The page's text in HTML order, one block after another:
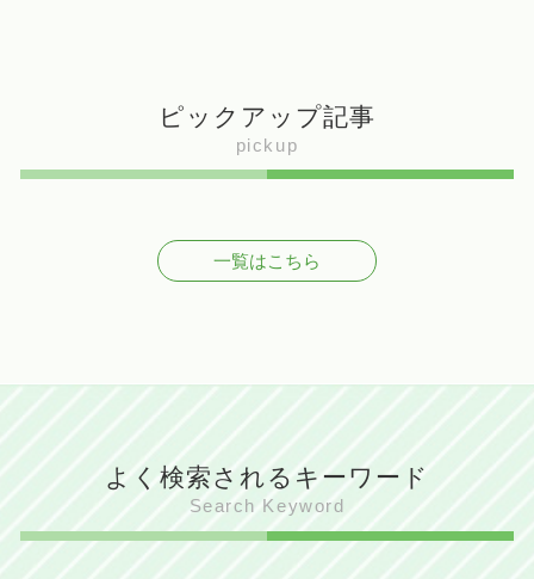
ピックアップ記事
pickup
一覧はこちら
よく検索されるキーワード
Search Keyword